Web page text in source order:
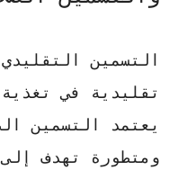
التسمين
تقليدية في
يعتمد التسمين
ومتطورة تهدف